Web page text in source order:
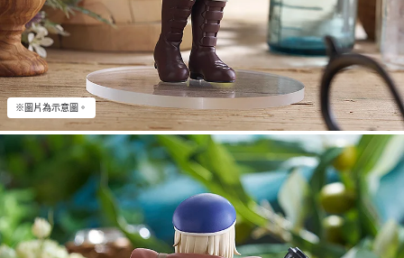
※圖片為示意圖。